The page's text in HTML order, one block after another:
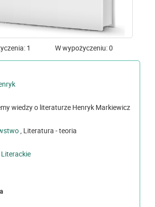
1 W wypożyczeniu: 0
wiedzy o literaturze Henryk Markiewicz
, Literatura - teoria